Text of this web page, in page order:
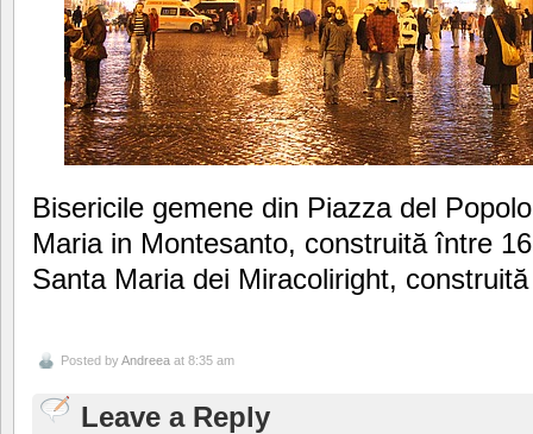
Bisericile gemene din Piazza del
Maria in Montesanto, construită între
Santa Maria dei Miracoliright,
Posted byAndreea at 8:35 am
Leave a Reply